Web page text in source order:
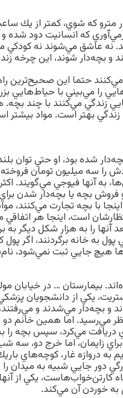
مترو كه شوي، كمتر از
كه انسانيت دود شده
عاشق مي‌شوند نه كودكي
و بچه‌دار شوند، اين چرخه
حتما اين صحيح‌ترين
را مي‌بيني با حياط‌هايي
زندگي مي‌كنند با چند
زندگي بهتر است. مواد
پيش بچه‌دار شده بود، او حتي
را سه ميليون تومان
به آنها فيوجي مي‌گويند.
فروش بچه يا بچه‌دار شدن
با بچه تجارت مي‌كنند،
است، اينجا هر اتفاقي
آنها را به هزار شكل ديگر
خانه برگردنند، اگر پول
هيچ جايي ثبت نمي‌شود،
بيمارستان … در خيابان
يكي از دانشجويان
و بچه‌دار مي‌شدند و
مي‌رسيد. اما همين خانم دو
مي‌كرد، سپس بچه را
زايمان، اما خرج دو،
به دروازه غار، كوچه‌هاي
دور جايي شبيه به ميدان
كارتن‌خواب‌هاست، يكي از
خوردن آن مي‌كند.